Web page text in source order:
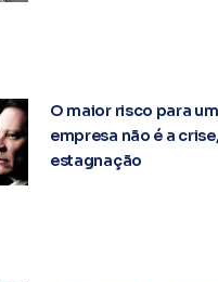
O maior risco para
empresa não é a
estagnação